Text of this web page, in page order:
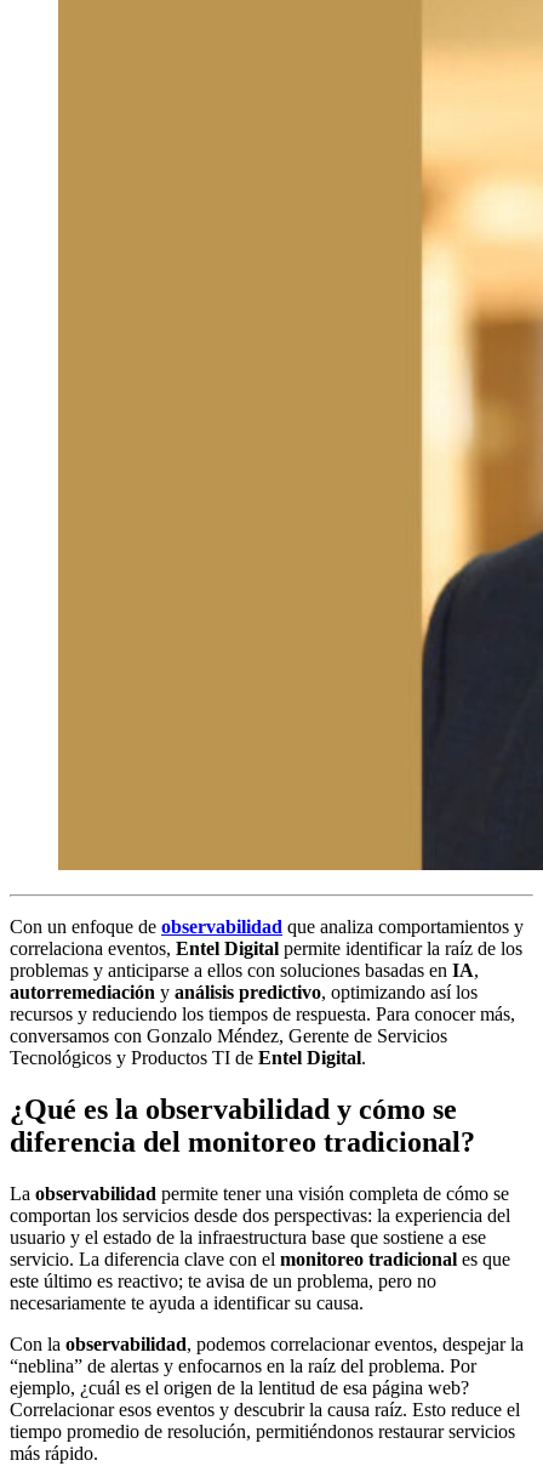
Con un enfoque de observabilidad que analiza comportamientos y
correlaciona eventos, Entel Digital permite identificar la raíz de los
problemas y anticiparse a ellos con soluciones basadas en IA,
autorremediación y análisis predictivo, optimizando así los
recursos y reduciendo los tiempos de respuesta. Para conocer más,
conversamos con Gonzalo Méndez, Gerente de Servicios
Tecnológicos y Productos TI de Entel Digital.
¿Qué es la observabilidad y cómo se
diferencia del monitoreo tradicional?
La observabilidad permite tener una visión completa de cómo se
comportan los servicios desde dos perspectivas: la experiencia del
usuario y el estado de la infraestructura base que sostiene a ese
servicio. La diferencia clave con el monitoreo tradicional es que
este último es reactivo; te avisa de un problema, pero no
necesariamente te ayuda a identificar su causa.
Con la observabilidad, podemos correlacionar eventos, despejar la
“neblina” de alertas y enfocarnos en la raíz del problema. Por
ejemplo, ¿cuál es el origen de la lentitud de esa página web?
Correlacionar esos eventos y descubrir la causa raíz. Esto reduce el
tiempo promedio de resolución, permitiéndonos restaurar servicios
más rápido.